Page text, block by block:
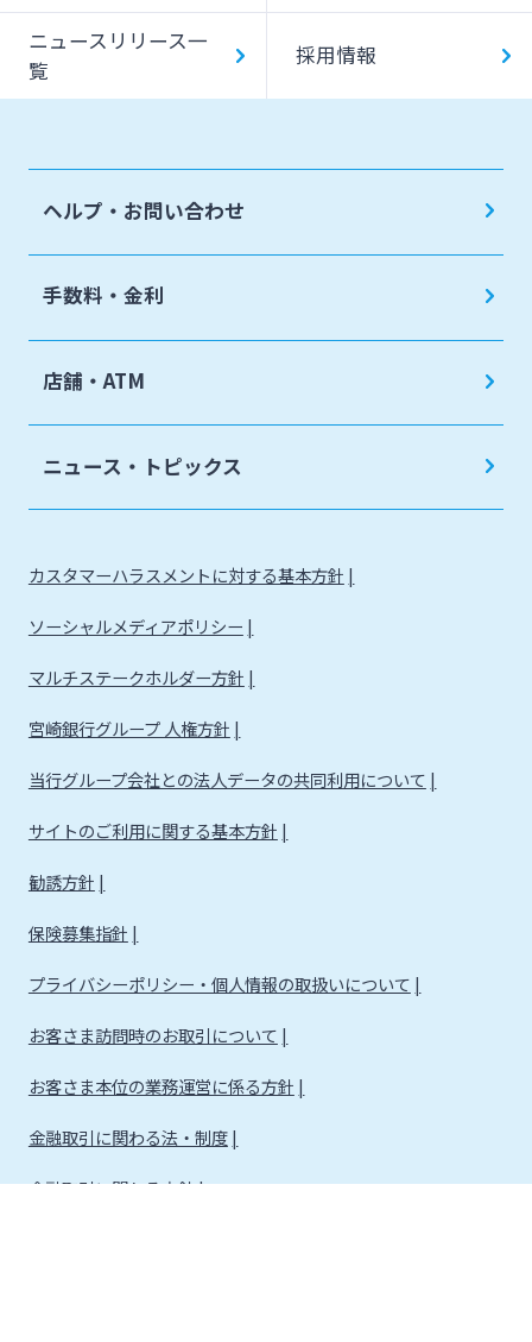
ニュースリリース一
覧
採用情報
ヘルプ・お問い合わせ
手数料・金利
店舗・ATM
ニュース・トピックス
カスタマーハラスメントに対する基本方針
ソーシャルメディアポリシー
マルチステークホルダー方針
宮崎銀行グループ 人権方針
当行グループ会社との法人データの共同利用について
サイトのご利用に関する基本方針
勧誘方針
保険募集指針
プライバシーポリシー・個人情報の取扱いについて
お客さま訪問時のお取引について
お客さま本位の業務運営に係る方針
金融取引に関わる法・制度
金融取引に関わる方針